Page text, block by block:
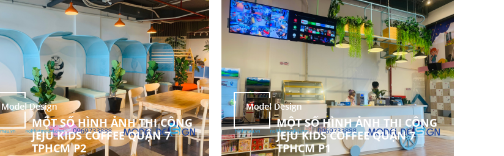
MỘT SỐ HÌNH ẢNH THI CÔNG
JEJU KIDS COFFEE QUẬN 7
TPHCM P2
MỘT SỐ HÌNH ẢNH THI CÔNG
JEJU KIDS COFFEE QUẬN 7
TPHCM P1